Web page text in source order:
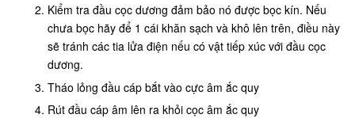
Kiểm tra đầu cọc dương đảm bảo nó được bọc kín. Nếu
chưa bọc hãy để 1 cái khăn sạch và khô lên trên, điều này
sẽ tránh các tia lửa điện nếu có vật tiếp xúc với đầu cọc
dương.
Tháo lỏng đầu cáp bắt vào cực âm ắc quy
Rút đầu cáp âm lên ra khỏi cọc âm ắc quy